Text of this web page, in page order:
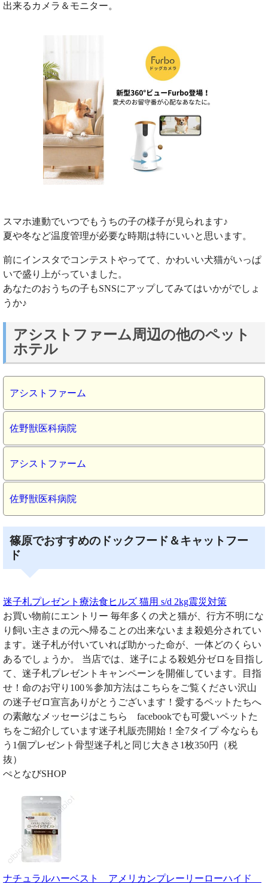
出来るカメラ＆モニター。
スマホ連動でいつでもうちの子の様子が見られます♪
夏や冬など温度管理が必要な時期は特にいいと思います。
前にインスタでコンテストやってて、かわいい犬猫がいっぱ
いで盛り上がっていました。
あなたのおうちの子もSNSにアップしてみてはいかがでしょ
うか♪
アシストファーム周辺の他のペット
ホテル
アシストファーム
佐野獣医科病院
アシストファーム
佐野獣医科病院
篠原でおすすめのドックフード＆キャットフー
ド
迷子札プレゼント療法食ヒルズ 猫用 s/d 2kg震災対策
お買い物前にエントリー 毎年多くの犬と猫が、行方不明にな
り飼い主さまの元へ帰ることの出来ないまま殺処分されてい
ます。迷子札が付いていれば助かった命が、一体どのくらい
あるでしょうか。 当店では、迷子による殺処分ゼロを目指し
て、迷子札プレゼントキャンペーンを開催しています。目指
せ！命のお守り100％参加方法はこちらをご覧ください沢山
の迷子ゼロ宣言ありがとうございます！愛するペットたちへ
の素敵なメッセージはこちら facebookでも可愛いペットた
ちをご紹介しています迷子札販売開始！全7タイプ 今ならも
う1個プレゼント骨型迷子札と同じ大きさ1枚350円（税
抜）
ぺとなびSHOP
ナチュラルハーベスト アメリカンプレーリーローハイド